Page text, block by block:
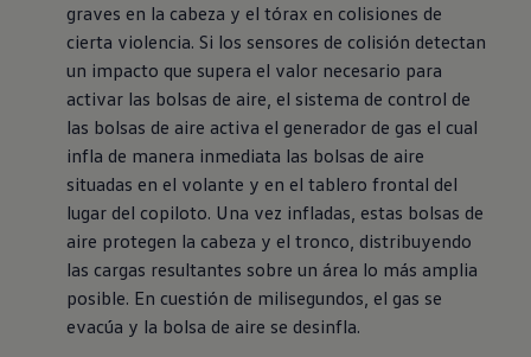
graves en la cabeza y el tórax en colisiones de
cierta violencia. Si los sensores de colisión detectan
un impacto que supera el valor necesario para
activar las bolsas de aire, el sistema de control de
las bolsas de aire activa el generador de gas el cual
infla de manera inmediata las bolsas de aire
situadas en el volante y en el tablero frontal del
lugar del copiloto. Una vez infladas, estas bolsas de
aire protegen la cabeza y el tronco, distribuyendo
las cargas resultantes sobre un área lo más amplia
posible. En cuestión de milisegundos, el gas se
evacúa y la bolsa de aire se desinfla.